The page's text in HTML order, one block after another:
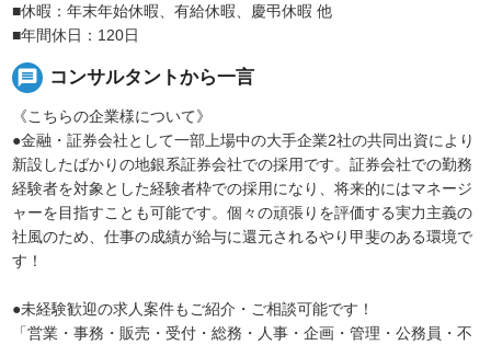
■休暇：年末年始休暇、有給休暇、慶弔休暇 他
■年間休日：120日
message コンサルタントから一言
《こちらの企業様について》
●金融・証券会社として一部上場中の大手企業2社の共同出資により
新設したばかりの地銀系証券会社での採用です。証券会社での勤務
経験者を対象とした経験者枠での採用になり、将来的にはマネージ
ャーを目指すことも可能です。個々の頑張りを評価する実力主義の
社風のため、仕事の成績が給与に還元されるやり甲斐のある環境で
す！
●未経験歓迎の求人案件もご紹介・ご相談可能です！
「営業・事務・販売・受付・総務・人事・企画・管理・公務員・不